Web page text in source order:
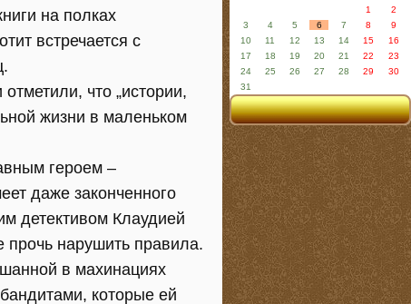
на полках
встречается с
что „истории,
жизни в маленьком
героем –
даже законченного
детективом Клаудией
прочь нарушить правила.
в махинациях
которые ей
1
2
3
4 5 6 7 8
9
10
11 12 13 14 15
16
17
18 19 20 21 22
23
24
25 26 27 28 29
30
31